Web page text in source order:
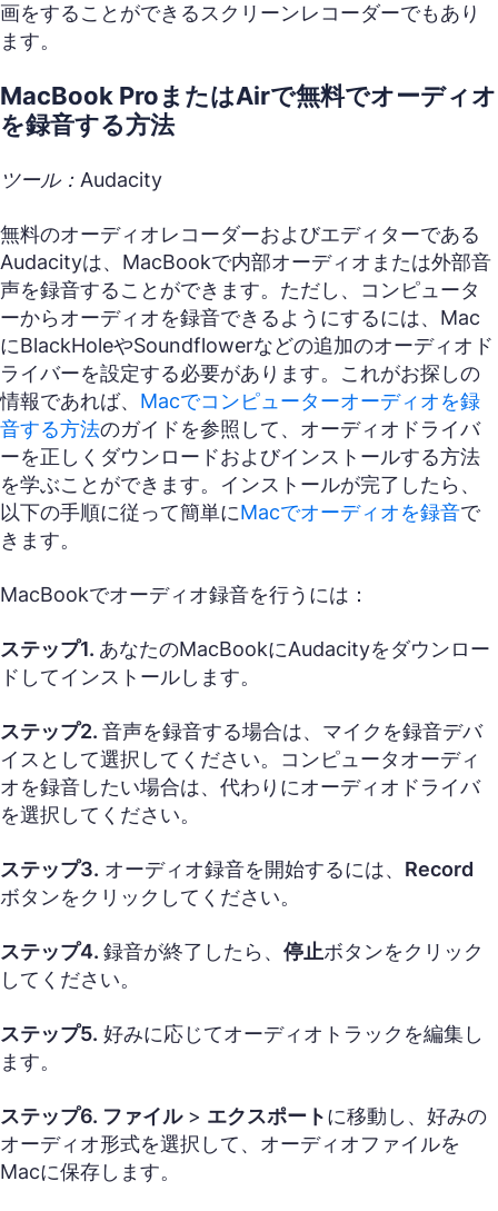
画をすることができるスクリーンレコーダーでもあり
ます。
MacBook ProまたはAirで無料でオーディオ
を録音する方法
ツール：Audacity
無料のオーディオレコーダーおよびエディターである
Audacityは、MacBookで内部オーディオまたは外部音
声を録音することができます。ただし、コンピュータ
ーからオーディオを録音できるようにするには、Mac
にBlackHoleやSoundflowerなどの追加のオーディオド
ライバーを設定する必要があります。これがお探しの
情報であれば、 Macでコンピューターオーディオを録
音する方法のガイドを参照して、オーディオドライバ
ーを正しくダウンロードおよびインストールする方法
を学ぶことができます。インストールが完了したら、
以下の手順に従って簡単にMacでオーディオを録音で
きます。
MacBookでオーディオ録音を行うには：
ステップ1. あなたのMacBookにAudacityをダウンロー
ドしてインストールします。
ステップ2. 音声を録音する場合は、マイクを録音デバ
イスとして選択してください。コンピュータオーディ
オを録音したい場合は、代わりにオーディオドライバ
を選択してください。
ステップ3. オーディオ録音を開始するには、 Record
ボタンをクリックしてください。
ステップ4. 録音が終了したら、 停止ボタンをクリック
してください。
ステップ5. 好みに応じてオーディオトラックを編集し
ます。
ステップ6. ファイル> エクスポートに移動し、好みの
オーディオ形式を選択して、オーディオファイルを
Macに保存します。